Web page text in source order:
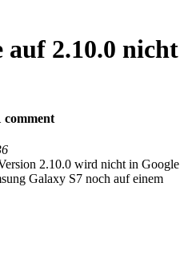
auf 2.10.0 nicht
comment
2.10.0 wird nicht in Google
Galaxy S7 noch auf einem